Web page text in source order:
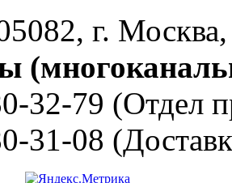
г.
32-79 (Отдел
31-08